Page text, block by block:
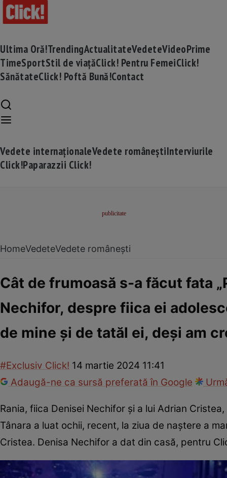
Ultima Oră!TrendingActualitateVedeteVideoPrime
TimeSportStil de viațăClick! Pentru FemeiClick!
SănătateClick! Poftă Bună!Contact
Vedete internaționaleVedete româneștiInterviurile
Click!Paparazzii Click!
HomeVedeteVedete românești
Cât de frumoasă s-a făcut fata
Nechifor, despre fiica ei
de mine și de tatăl ei, deși am
#Exclusiv Click! 14 martie 2024 11:41
Adaugă-ne ca sursă preferată în Google
Rania, fiica Denisei Nechifor și a lui Adrian
Tânara a luat ochii, recent, la ziua de naștere a
Cristea. Denisa Nechifor a dat din casă, pentru